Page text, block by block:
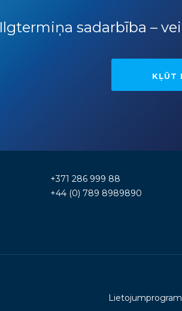
Ilgtermiņa sadarbība –
KĻŪT
+371 286 999 88
+44 (0) 789 8989890